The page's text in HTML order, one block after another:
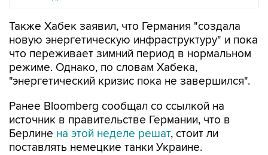
Также Хабек заявил, что Германия "создала
новую энергетическую инфраструктуру" и пока
что переживает зимний период в нормальном
режиме. Однако, по словам Хабека,
"энергетический кризис пока не завершился".
Ранее Bloomberg сообщал со ссылкой на
источник в правительстве Германии, что в
Берлине на этой неделе решат, стоит ли
поставлять немецкие танки Украине.